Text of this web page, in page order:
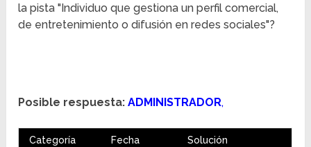
la pista "Individuo que gestiona un perfil comercial,
de entretenimiento o difusión en redes sociales"?
Posible respuesta: ADMINISTRADOR,
Categoría Fecha Solución